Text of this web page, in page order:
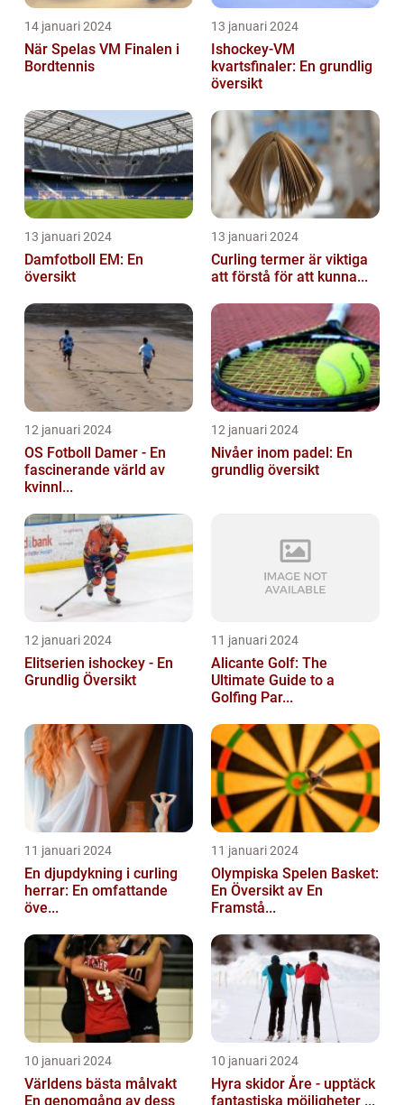
14 januari 2024
När Spelas VM Finalen i
Bordtennis
13 januari 2024
Ishockey-VM
kvartsfinaler: En grundlig
översikt
13 januari 2024
Damfotboll EM: En
översikt
13 januari 2024
Curling termer är viktiga
att förstå för att kunna...
12 januari 2024
OS Fotboll Damer - En
fascinerande värld av
kvinnl...
12 januari 2024
Nivåer inom padel: En
grundlig översikt
12 januari 2024
Elitserien ishockey - En
Grundlig Översikt
11 januari 2024
Alicante Golf: The
Ultimate Guide to a
Golfing Par...
11 januari 2024
En djupdykning i curling
herrar: En omfattande
öve...
11 januari 2024
Olympiska Spelen Basket:
En Översikt av En
Framstå...
10 januari 2024
Världens bästa målvakt
En genomgång av dess
10 januari 2024
Hyra skidor Åre - upptäck
fantastiska möjligheter ...